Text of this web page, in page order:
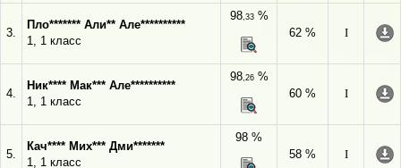
3.
Пло******* Али** Але**********
1, 1 класс
98,33%
62 %
I
4.
Ник**** Мак*** Але**********
1, 1 класс
98,26%
60 %
I
5.
Кач**** Мих*** Дми*******
1, 1 класс
98 %
58 %
I